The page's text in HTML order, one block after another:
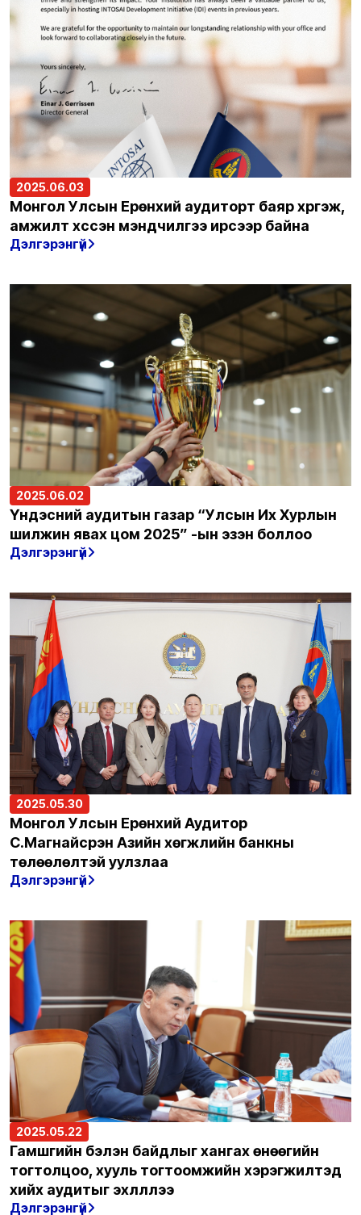
2025.06.03
Монгол Улсын Ерөнхий аудиторт баяр хүргэж,
амжилт хүссэн мэндчилгээ ирсээр байна
Дэлгэрэнгүй
2025.06.02
Үндэсний аудитын газар “Улсын Их Хурлын
шилжин явах цом 2025” -ын эзэн боллоо
Дэлгэрэнгүй
2025.05.30
Монгол Улсын Ерөнхий Аудитор
С.Магнайсүрэн Азийн хөгжлийн банкны
төлөөлөлтэй уулзлаа
Дэлгэрэнгүй
2025.05.22
Гамшгийн бэлэн байдлыг хангах өнөөгийн
тогтолцоо, хууль тогтоомжийн хэрэгжилтэд
хийх аудитыг эхлүүллээ
Дэлгэрэнгүй